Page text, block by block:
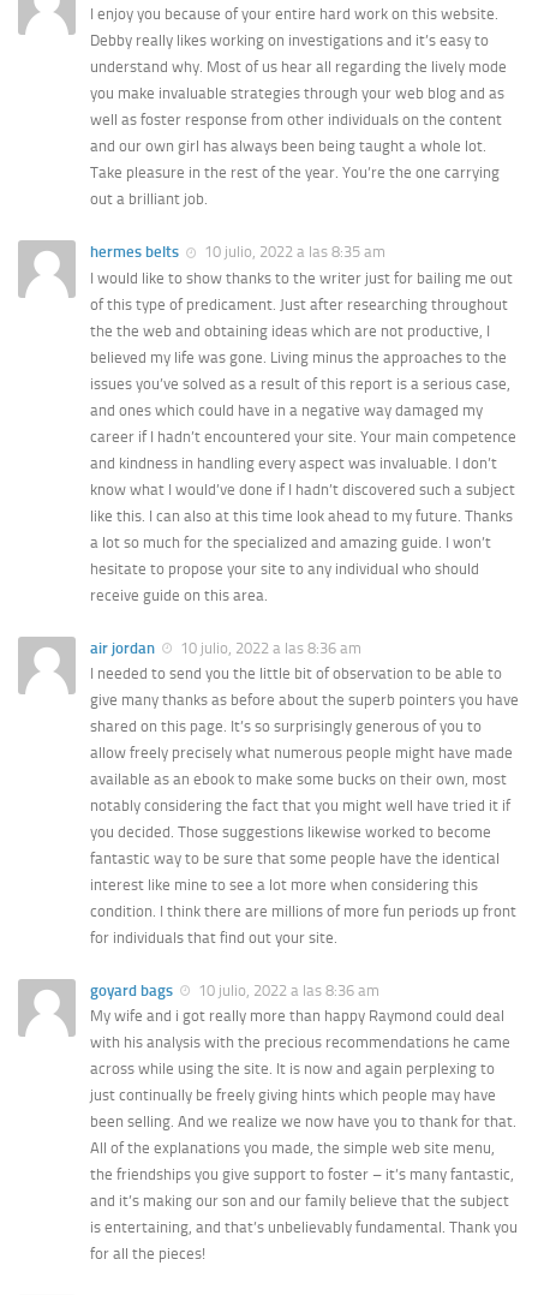
I enjoy you because of your entire hard work on this website.
Debby really likes working on investigations and it’s easy to
understand why. Most of us hear all regarding the lively mode
you make invaluable strategies through your web blog and as
well as foster response from other individuals on the content
and our own girl has always been being taught a whole lot.
Take pleasure in the rest of the year. You’re the one carrying
out a brilliant job.
hermes belts
10 julio, 2022 a las 8:35 am
I would like to show thanks to the writer just for bailing me out
of this type of predicament. Just after researching throughout
the the web and obtaining ideas which are not productive, I
believed my life was gone. Living minus the approaches to the
issues you’ve solved as a result of this report is a serious case,
and ones which could have in a negative way damaged my
career if I hadn’t encountered your site. Your main competence
and kindness in handling every aspect was invaluable. I don’t
know what I would’ve done if I hadn’t discovered such a subject
like this. I can also at this time look ahead to my future. Thanks
a lot so much for the specialized and amazing guide. I won’t
hesitate to propose your site to any individual who should
receive guide on this area.
air jordan
10 julio, 2022 a las 8:36 am
I needed to send you the little bit of observation to be able to
give many thanks as before about the superb pointers you have
shared on this page. It’s so surprisingly generous of you to
allow freely precisely what numerous people might have made
available as an ebook to make some bucks on their own, most
notably considering the fact that you might well have tried it if
you decided. Those suggestions likewise worked to become
fantastic way to be sure that some people have the identical
interest like mine to see a lot more when considering this
condition. I think there are millions of more fun periods up front
for individuals that find out your site.
goyard bags
10 julio, 2022 a las 8:36 am
My wife and i got really more than happy Raymond could deal
with his analysis with the precious recommendations he came
across while using the site. It is now and again perplexing to
just continually be freely giving hints which people may have
been selling. And we realize we now have you to thank for that.
All of the explanations you made, the simple web site menu,
the friendships you give support to foster – it’s many fantastic,
and it’s making our son and our family believe that the subject
is entertaining, and that’s unbelievably fundamental. Thank you
for all the pieces!